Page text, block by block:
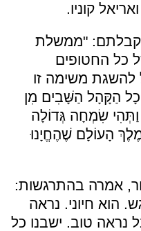
קוניו.
קבלתם: "ממשלת
כל החטופים
להשגת משימה זו
כָל הַקָּהָל הַשָּׁבִים מִן
שִׂמְחָה גְּדוֹלָה
הָעוֹלָם שֶׁהֶחֱיָנוּ
אמרה בהתרגשות:
הוא חיוני. נראה
נראה טוב. ישבנו כל